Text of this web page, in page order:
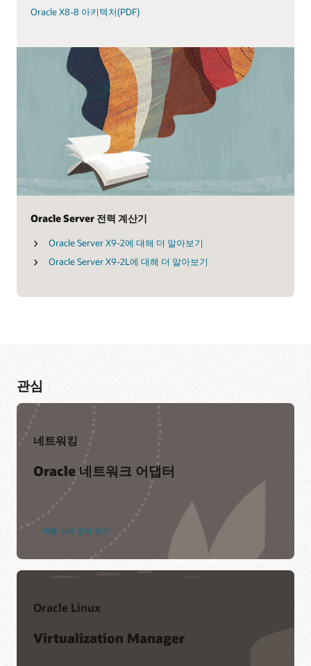
Oracle X8-8 아키텍처(PDF)
Oracle Server 전력 계산기
Oracle Server X9-2에 대해 더 알아보기
Oracle Server X9-2L에 대해 더 알아보기
관심
네트워킹
Oracle 네트워크 어댑터
제품 상세 정보 보기
Oracle Linux
Virtualization Manager